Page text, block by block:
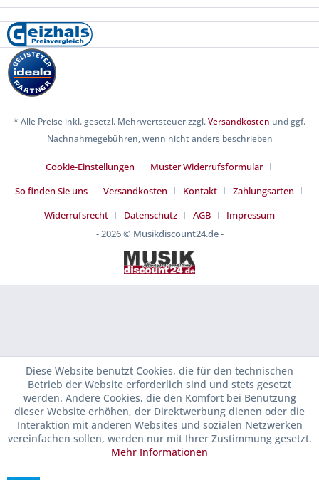
* Alle Preise inkl. gesetzl. Mehrwertsteuer zzgl.Versandkosten und ggf.
Nachnahmegebühren, wenn nicht anders beschrieben
Cookie-Einstellungen
Muster Widerrufsformular
So finden Sie uns
Versandkosten Kontakt
Zahlungsarten
Widerrufsrecht
Datenschutz AGB
Impressum
- 2026 © Musikdiscount24.de -
Diese Website benutzt Cookies, die für den technischen
Betrieb der Website erforderlich sind und stets gesetzt
werden. Andere Cookies, die den Komfort bei Benutzung
dieser Website erhöhen, der Direktwerbung dienen oder die
Interaktion mit anderen Websites und sozialen Netzwerken
vereinfachen sollen, werden nur mit Ihrer Zustimmung gesetzt.
Mehr Informationen